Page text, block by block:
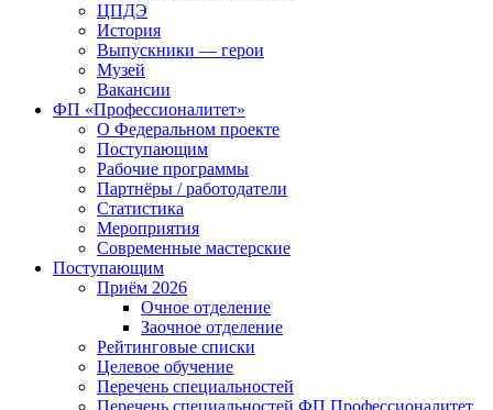
ЦПДЭ
История
Выпускники — герои
Музей
Вакансии
ФП «Профессионалитет»
О Федеральном проекте
Поступающим
Рабочие программы
Партнёры / работодатели
Статистика
Мероприятия
Современные мастерские
Поступающим
Приём 2026
Очное отделение
Заочное отделение
Рейтинговые списки
Целевое обучение
Перечень специальностей
Перечень специальностей ФП Профессионалитет